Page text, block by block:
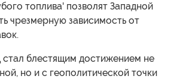
топлива' позволят Западной
чрезмерную зависимость от
блестящим достижением не
но и с геополитической точки